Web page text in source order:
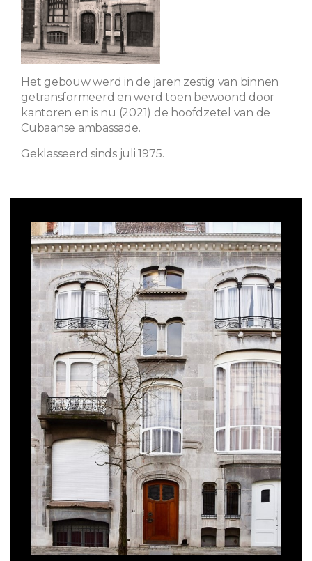
Het gebouw werd in de jaren zestig van binnen
getransformeerd en werd toen bewoond door
kantoren en is nu (2021) de hoofdzetel van de
Cubaanse ambassade.
Geklasseerd sinds juli 1975.